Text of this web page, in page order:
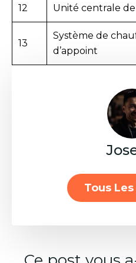
12 Unité centrale
13
Système de
d’appoint
Tous